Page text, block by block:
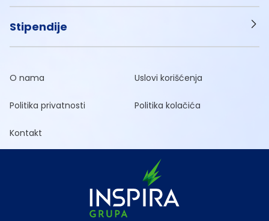
Stipendije
O nama Uslovi korišćenja
Politika privatnosti Politika kolačića
Kontakt